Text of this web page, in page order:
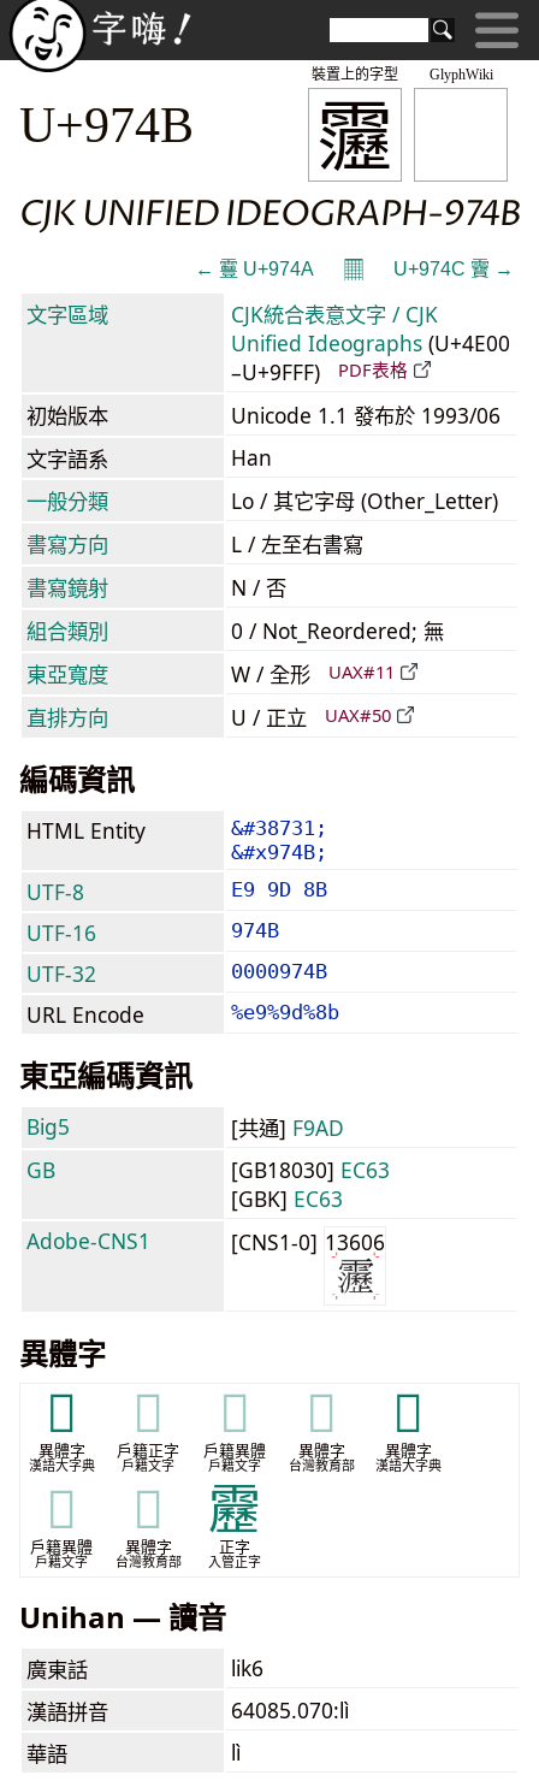
GlyphWiki
靋
裝置上的字型
U+974B
CJK UNIFIED IDEOGRAPH-974B
← 靊 U+974A 𝄜 U+974C 靌 →
文字區域
CJK統合表意文字 / CJK
Unified Ideographs (U+4E00
–U+9FFF)
PDF表格
初始版本
Unicode 1.1 發布於 1993/06
文字語系
Han
一般分類
Lo / 其它字母 (Other_Letter)
書寫方向
L / 左至右書寫
書寫鏡射
N / 否
組合類別
0 / Not_Reordered; 無
東亞寬度
W / 全形 UAX#11
直排方向 U / 正立 UAX#50
編碼資訊
HTML Entity
&#38731;
&#x974B;
UTF-8 E9 9D 8B
UTF-16 974B
UTF-32 0000974B
URL Encode %e9%9d%8b
東亞編碼資訊
Big5 [共通] F9AD
GB
[GB18030] EC63
[GBK] EC63
Adobe-CNS1
[CNS1-0] 13606
異體字
𩄞
異體字
漢語大字典
𩄞
戶籍正字
戶籍文字
𩄞
戶籍異體
戶籍文字
𩄞
異體字
台灣教育部
𩅩
異體字
漢語大字典
𩅩
戶籍異體
戶籍文字
𩅩
異體字
台灣教育部
靂
正字
入管正字
Unihan — 讀音
廣東話
lik6
漢語拼音
64085.070:lì
華語
lì